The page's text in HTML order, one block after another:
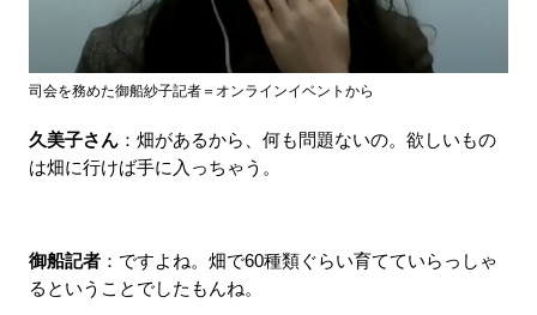
司会を務めた御船紗子記者＝オンラインイベントから
久美子さん：畑があるから、何も問題ないの。欲しいもの
は畑に行けば手に入っちゃう。
御船記者：ですよね。畑で60種類ぐらい育てていらっしゃ
るということでしたもんね。